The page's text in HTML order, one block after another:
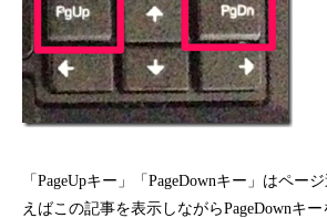
「PageUpキー」「PageDownキー」はペー
えばこの記事を表示しながらPageDownキー